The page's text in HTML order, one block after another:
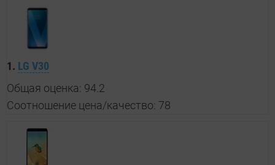
1. LG V30
Общая оценка: 94.2
Соотношение цена/качество: 78